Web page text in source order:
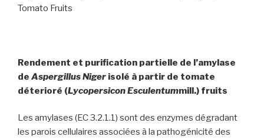
Tomato Fruits
Rendement et purification partielle de l’amylase
de Aspergillus Niger isolé à partir de tomate
déterioré (Lycopersicon Esculentummill.) fruits
Les amylases (EC 3.2.1.1) sont des enzymes dégradant
les parois cellulaires associées à la pathogénicité des